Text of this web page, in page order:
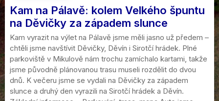
Kam na Pálavě: kolem Velkého špuntu
na Děvičky za západem slunce
Kam vyrazit na výlet na Pálavě jsme měli jasno už předem –
chtěli jsme navštívit Děvičky, Děvín i Sirotčí hrádek. Plné
parkoviště v Mikulově nám trochu zamíchalo kartami, takže
jsme původně plánovanou trasu museli rozdělit do dvou
dnů. K večeru jsme se vydali na Děvičky za západem
slunce a druhý den vyrazili na Sirotčí hrádek a Děvín.